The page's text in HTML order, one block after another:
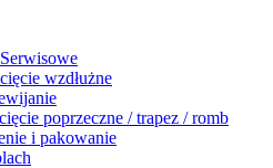
wzdłużne
poprzeczne / trapez / romb
i pakowanie